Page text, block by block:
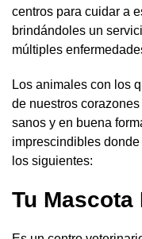
centros para cuidar a
brindándoles un
múltiples
Los animales con los
de nuestros
sanos y en buena
imprescindibles
los siguientes:
Tu Mascota